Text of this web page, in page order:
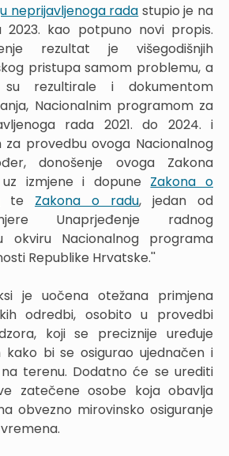
neprijavljenoga rada stupio je na
2023. kao potpuno novi propis.
rezultat je višegodišnjih
pristupa samom problemu, a
rezultirale i dokumentom
Nacionalnim programom za
rada 2021. do 2024. i
za provedbu ovoga Nacionalnog
donošenje ovoga Zakona
izmjene i dopune Zakona o
te Zakona o radu, jedan od
Unaprjeđenje radnog
okviru Nacionalnog programa
Republike Hrvatske.''
je uočena otežana primjena
odredbi, osobito u provedbi
koji se preciznije uređuje
kako bi se osigurao ujednačen i
terenu. Dodatno će se urediti
zatečene osobe koja obavlja
obvezno mirovinsko osiguranje